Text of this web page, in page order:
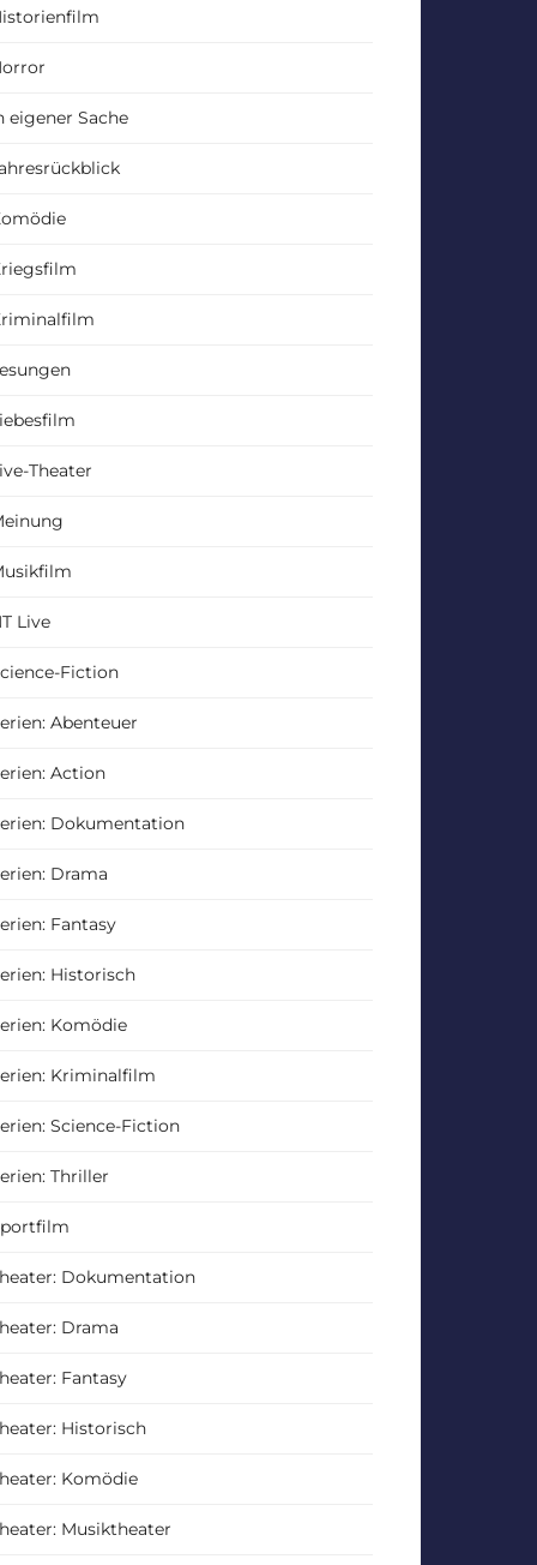
eigener Sache
Theater
Live
Fiction
Abenteuer
Action
Dokumentation
Drama
Fantasy
Historisch
Komödie
Kriminalfilm
Science-Fiction
Thriller
Dokumentation
Drama
Fantasy
Historisch
Komödie
Musiktheater